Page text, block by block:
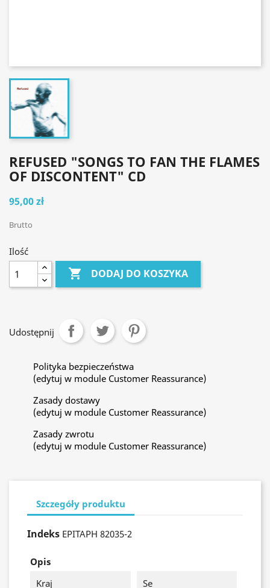
REFUSED "SONGS TO FAN THE FLAMES
OF DISCONTENT" CD
95,00 zł
Brutto
Ilość
 DODAJ DO KOSZYKA
Udostępnij
Polityka bezpieczeństwa
(edytuj w module Customer Reassurance)
Zasady dostawy
(edytuj w module Customer Reassurance)
Zasady zwrotu
(edytuj w module Customer Reassurance)
Szczegóły produktu
Indeks EPITAPH 82035-2
Opis
Kraj
Se